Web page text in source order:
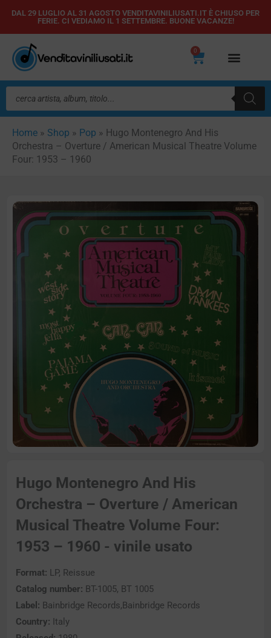
Vai
contenuto
DAL 29 LUGLIO AL 31 AGOSTO VENDITAVINILIUSATI.IT È CHIUSO PER
FERIE. CI VEDIAMO IL 1 SETTEMBRE. BUONE VACANZE!
0
Carrello
Ricerca
prodotti
Home » Shop » Pop » Hugo Montenegro And His
Orchestra – Overture / American Musical Theatre Volume
Four: 1953 – 1960
Hugo Montenegro And His
Orchestra – Overture / American
Musical Theatre Volume Four:
1953 – 1960 - vinile usato
Format: LP, Reissue
Catalog number: BT-1005, BT 1005
Label: Bainbridge Records,Bainbridge Records
Country: Italy